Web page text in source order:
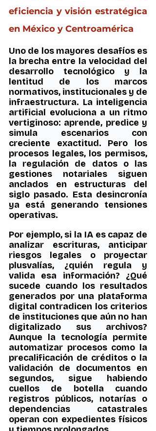
eficiencia y visión estratégica
en México y Centroamérica
Uno de los mayores desafíos es
la brecha entre la velocidad del
desarrollo tecnológico y la
lentitud de los marcos
normativos, institucionales y de
infraestructura. La inteligencia
artificial evoluciona a un ritmo
vertiginoso: aprende, predice y
simula escenarios con
creciente exactitud. Pero los
procesos legales, los permisos,
la regulación de datos o las
gestiones notariales siguen
anclados en estructuras del
siglo pasado. Esta desincronía
ya está generando tensiones
operativas.
Por ejemplo, si la IA es capaz de
analizar escrituras, anticipar
riesgos legales o proyectar
plusvalías, ¿quién regula y
valida esa información? ¿Qué
sucede cuando los resultados
generados por una plataforma
digital contradicen los criterios
de instituciones que aún no han
digitalizado sus archivos?
Aunque la tecnología permite
automatizar procesos como la
precalificación de créditos o la
validación de documentos en
segundos, sigue habiendo
cuellos de botella cuando
registros públicos, notarías o
dependencias catastrales
operan con expedientes físicos